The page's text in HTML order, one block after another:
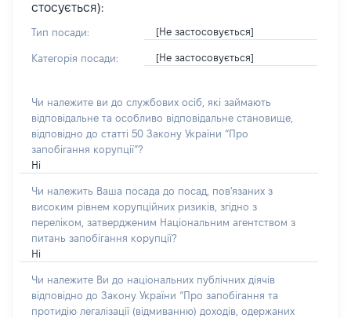
стосується):
Тип посади: [Не застосовується]
Категорія посади: [Не застосовується]
Чи належите ви до службових осіб, які займають
відповідальне та особливо відповідальне становище,
відповідно до статті 50 Закону України “Про
запобігання корупції”?
Ні
Чи належить Ваша посада до посад, пов'язаних з
високим рівнем корупційних ризиків, згідно з
переліком, затвердженим Національним агентством з
питань запобігання корупції?
Ні
Чи належите Ви до національних публічних діячів
відповідно до Закону України “Про запобігання та
протидію легалізації (відмиванню) доходів, одержаних